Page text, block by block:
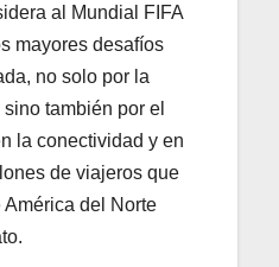
al Mundial FIFA
mayores desafíos
no solo por la
también por el
la conectividad y en
de viajeros que
del Norte